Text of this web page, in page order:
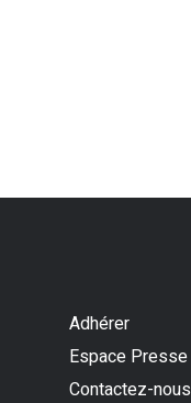
Adhérer
Espace Presse
Contactez-nous